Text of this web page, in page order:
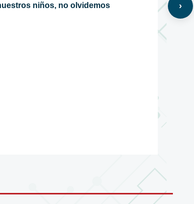
niños, no olvidemos
›